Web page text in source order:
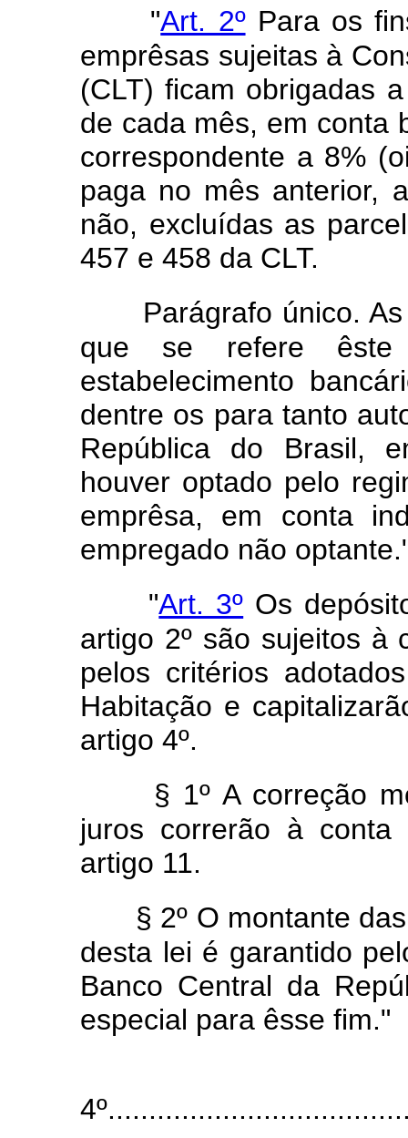
"Art. 2ºPara os
emprêsas sujeitas à
(CLT) ficam obrigadas
de cada mês, em conta
correspondente a 8%
paga no mês anterior,
não, excluídas as
457 e 458 da CLT.
Parágrafo único.
que se refere êste
estabelecimento
dentre os para tanto
República do Brasil,
houver optado pelo
emprêsa, em conta
empregado não
"Art. 3º Os
artigo 2º são sujeitos à
pelos critérios
Habitação e
artigo 4º.
§ 1º A correção
juros correrão à
artigo 11.
§ 2º O montante
desta lei é garantido
Banco Central da
especial para êsse fim."